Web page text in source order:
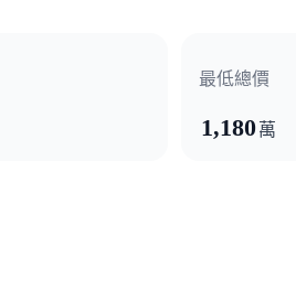
最低總價
1,180萬